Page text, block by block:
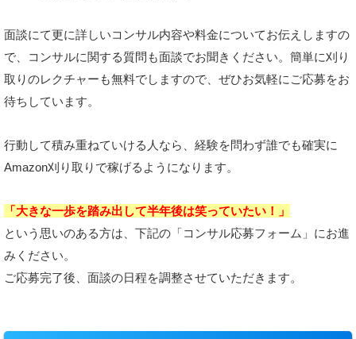
面談にて更に詳しいコンサル内容や料金についてお伝えしますの
で、コンサルに関する質問も面談でお聞きください。簡単に刈り
取りのレクチャーも無料でしますので、ぜひお気軽にご応募をお
待ちしています。
行動して積み重ねていける人なら、経験を問わず誰でも確実に
Amazon刈り取りで稼げるようになります。
「大きな一歩を踏み出して半年後は笑っていたい！」
という思いのある方は、 下記の「コンサル応募フォーム」にお進
みください。
ご応募完了後、面談の日程を調整させていただきます。